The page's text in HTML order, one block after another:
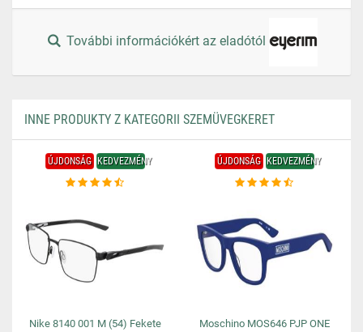
További információkért az eladótól
INNE PRODUKTY Z KATEGORII SZEMÜVEGKERET
ÚJDONSÁG KEDVEZMÉNY
Nike 8140 001 M (54) Fekete
ÚJDONSÁG KEDVEZMÉNY
Moschino MOS646 PJP ONE